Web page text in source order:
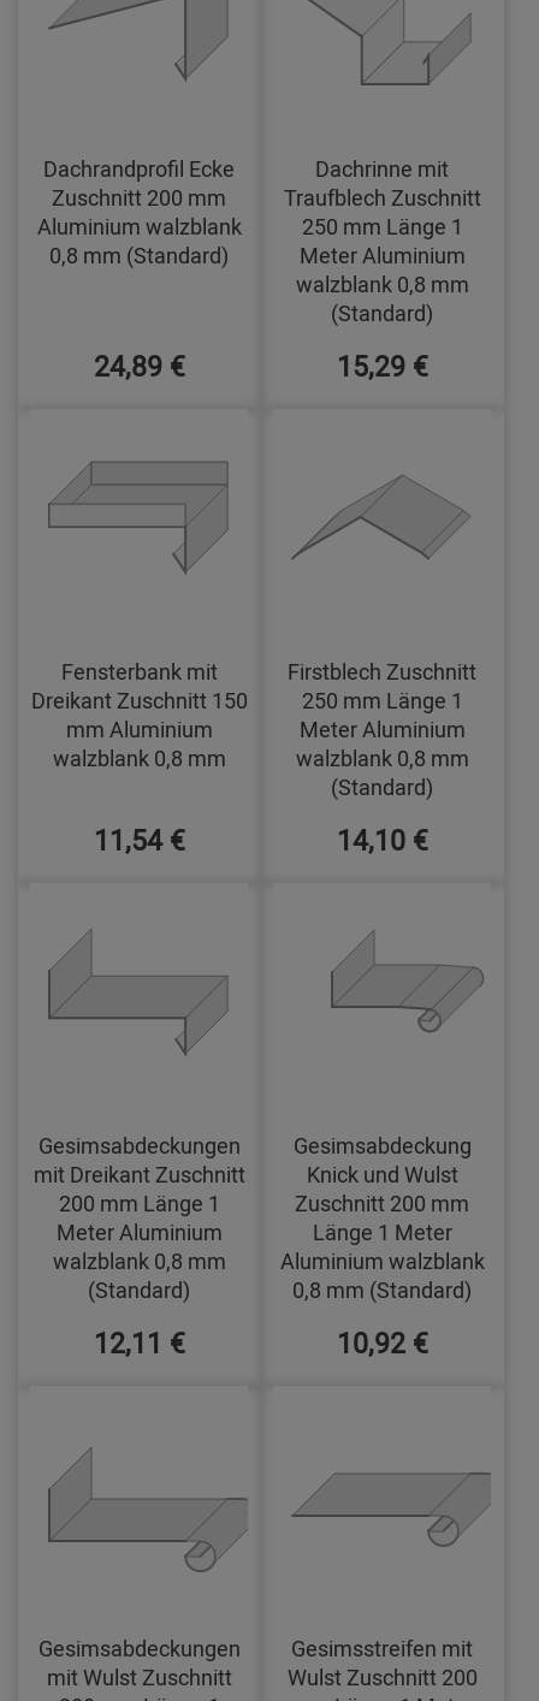
Dachrandprofil Ecke
Zuschnitt 200 mm
Aluminium walzblank
0,8 mm (Standard)
24,89 €
Dachrinne mit
Traufblech Zuschnitt
250 mm Länge 1
Meter Aluminium
walzblank 0,8 mm
(Standard)
15,29 €
Fensterbank mit
Dreikant Zuschnitt 150
mm Aluminium
walzblank 0,8 mm
11,54 €
Firstblech Zuschnitt
250 mm Länge 1
Meter Aluminium
walzblank 0,8 mm
(Standard)
14,10 €
Gesimsabdeckungen
mit Dreikant Zuschnitt
200 mm Länge 1
Meter Aluminium
walzblank 0,8 mm
(Standard)
12,11 €
Gesimsabdeckung
Knick und Wulst
Zuschnitt 200 mm
Länge 1 Meter
Aluminium walzblank
0,8 mm (Standard)
10,92 €
Gesimsabdeckungen
mit Wulst Zuschnitt
Gesimsstreifen mit
Wulst Zuschnitt 200